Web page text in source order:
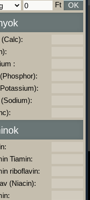
kalóriabázis.hu
-
Ft OK
:
Tiamin:
riboflavin:
(Niacin):